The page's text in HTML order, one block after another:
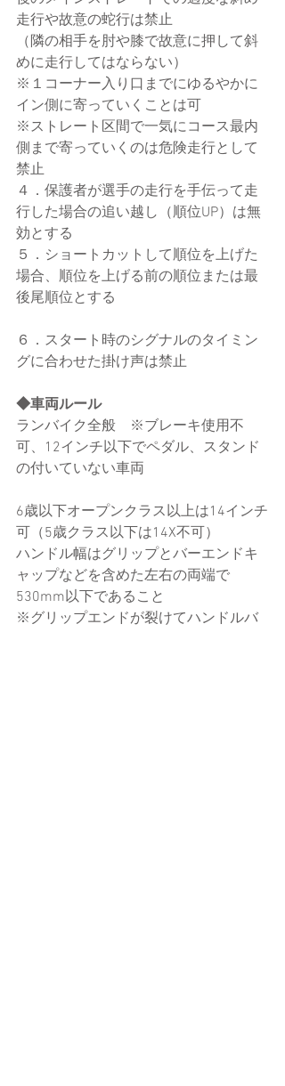
走行や故意の蛇行は禁止
（隣の相手を肘や膝で故意に押して斜
めに走行してはならない）
※１コーナー入り口までにゆるやかに
イン側に寄っていくことは可
※ストレート区間で一気にコース最内
側まで寄っていくのは危険走行として
禁止
４．保護者が選手の走行を手伝って走
行した場合の追い越し（順位UP）は無
効とする
５．ショートカットして順位を上げた
場合、順位を上げる前の順位または最
後尾順位とする
６．スタート時のシグナルのタイミン
グに合わせた掛け声は禁止
◆車両ルール
ランバイク全般　※ブレーキ使用不
可、12インチ以下でペダル、スタンド
の付いていない車両
6歳以下オープンクラス以上は14インチ
可（5歳クラス以下は14X不可）
ハンドル幅はグリップとバーエンドキ
ャップなどを含めた左右の両端で
530mm以下であること
※グリップエンドが裂けてハンドルバ